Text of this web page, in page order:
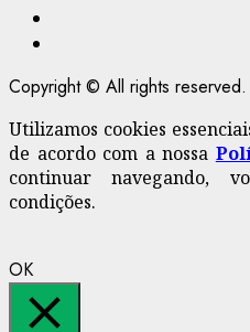
Copyright © All rights reserved.
Utilizamos cookies
de acordo com a nossa
continuar navegando,
condições.
OK